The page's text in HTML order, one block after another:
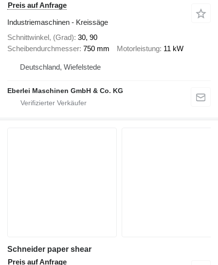
Preis auf Anfrage
Industriemaschinen - Kreissäge
Schnittwinkel, (Grad) 30, 90
Scheibendurchmesser 750 mm Motorleistung 11 kW
Deutschland, Wiefelstede
Eberlei Maschinen GmbH & Co. KG
Schneider paper shear
Preis auf Anfrage